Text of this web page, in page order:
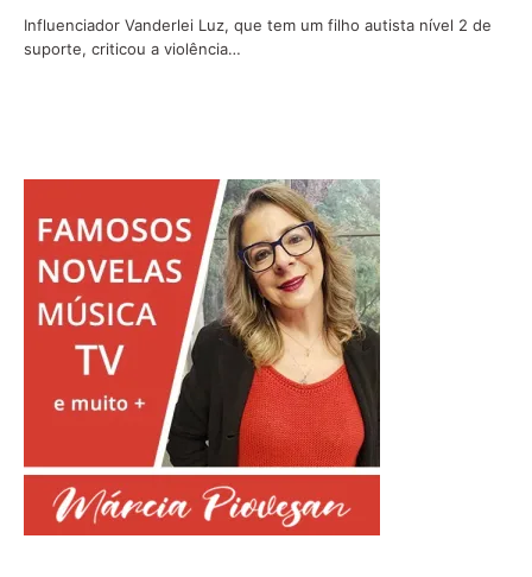
Influenciador Vanderlei Luz, que tem um filho autista nível 2 de
suporte, criticou a violência…